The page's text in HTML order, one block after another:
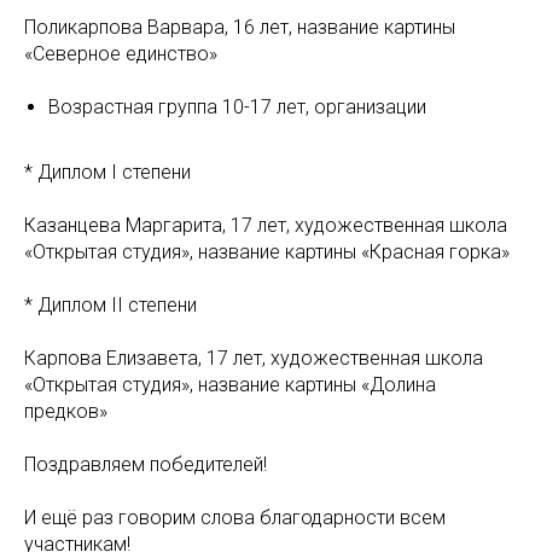
Поликарпова Варвара, 16 лет, название картины
«Северное единство»
Возрастная группа 10-17 лет, организации
* Диплом I степени
Казанцева Маргарита, 17 лет, художественная школа
«Открытая студия», название картины «Красная горка»
* Диплом II степени
Карпова Елизавета, 17 лет, художественная школа
«Открытая студия», название картины «Долина
предков»
Поздравляем победителей!
И ещё раз говорим слова благодарности всем
участникам!